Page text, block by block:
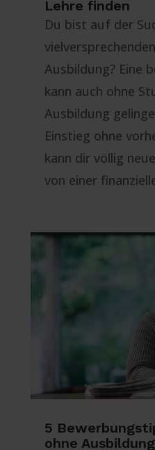
Lehre finden
Du bist auf der
Ausbildung? Eine
kann auch ohne
Ausbildung
Einstieg ohne
kann dir völlig
von einer
5
ohne Ausbildung